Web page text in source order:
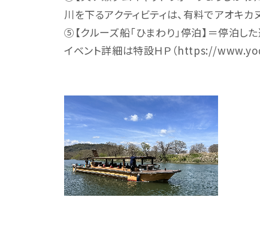
川を下るアクティビティは、有料でアオキカ
⑤【クルーズ船「ひまわり」停泊】＝停泊し
イベント詳細は特設ＨＰ（https://